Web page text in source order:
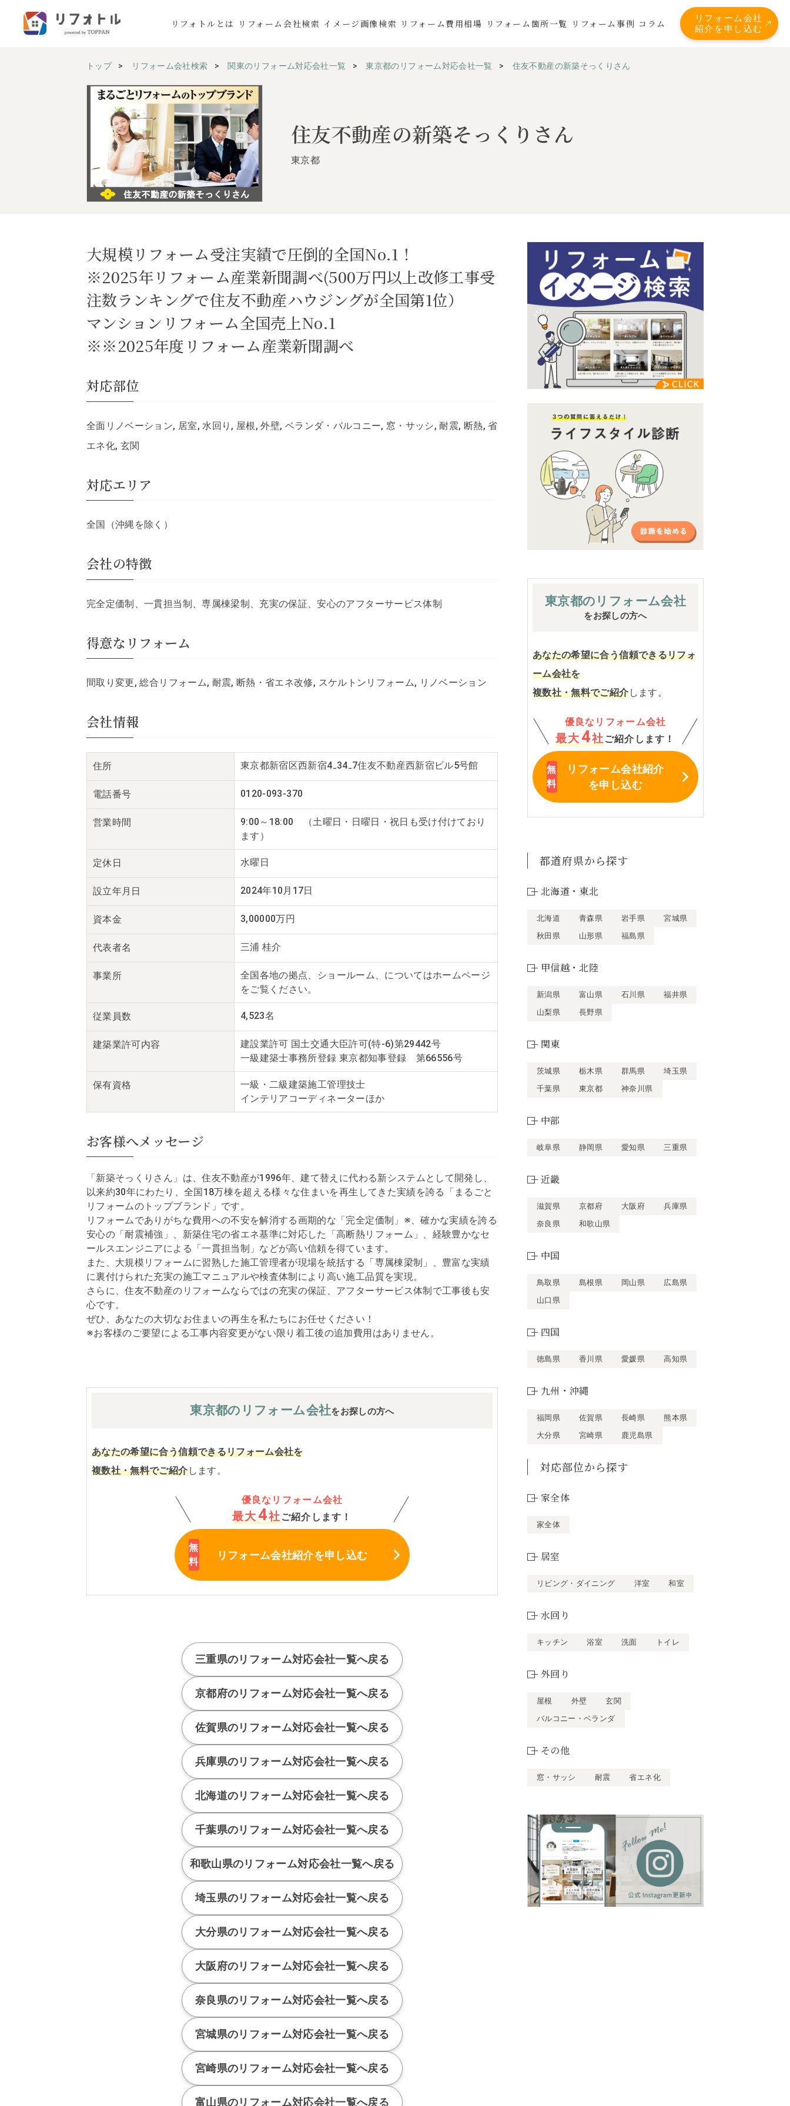
リフォトルとは リフォーム会社検索 イメージ画像検索 リフォーム費用相場 リフォーム箇所一覧 リフォーム事例 コラム
リフォーム会社
紹介を申し込む
トップ リフォーム会社検索 関東のリフォーム対応会社一覧 東京都のリフォーム対応会社一覧 住友不動産の新築そっくりさん
住友不動産の新築そっくりさん
東京都
大規模リフォーム受注実績で圧倒的全国No.1！
※2025年リフォーム産業新聞調べ(500万円以上改修工事受
注数ランキングで住友不動産ハウジングが全国第1位）
マンションリフォーム全国売上No.1
※※2025年度リフォーム産業新聞調べ
対応部位
全面リノベーション, 居室, 水回り, 屋根, 外壁, ベランダ・バルコニー, 窓・サッシ, 耐震, 断熱, 省
エネ化, 玄関
対応エリア
全国（沖縄を除く）
会社の特徴
完全定価制、一貫担当制、専属棟梁制、充実の保証、安心のアフターサービス体制
得意なリフォーム
間取り変更, 総合リフォーム, 耐震, 断熱・省エネ改修, スケルトンリフォーム, リノベーション
会社情報
住所 東京都新宿区西新宿4₋34₋7住友不動産西新宿ビル5号館
電話番号 0120-093-370
営業時間
9:00～18:00 （土曜日・日曜日・祝日も受け付けており
ます）
定休日 水曜日
設立年月日 2024年10月17日
資本金 3,00000万円
代表者名 三浦 桂介
事業所
全国各地の拠点、ショールーム、についてはホームページ
をご覧ください。
従業員数 4,523名
建築業許可内容
建設業許可 国土交通大臣許可(特-6)第29442号
一級建築士事務所登録 東京都知事登録 第66556号
保有資格
一級・二級建築施工管理技士
インテリアコーディネーターほか
お客様へメッセージ
「新築そっくりさん」は、住友不動産が1996年、建て替えに代わる新システムとして開発し、
以来約30年にわたり、全国18万棟を超える様々な住まいを再生してきた実績を誇る「まるごと
リフォームのトップブランド」です。
リフォームでありがちな費用への不安を解消する画期的な「完全定価制」※、確かな実績を誇る
安心の「耐震補強」、新築住宅の省エネ基準に対応した「高断熱リフォーム」、経験豊かなセ
ールスエンジニアによる「一貫担当制」などが高い信頼を得ています。
また、大規模リフォームに習熟した施工管理者が現場を統括する「専属棟梁制」、豊富な実績
に裏付けられた充実の施工マニュアルや検査体制により高い施工品質を実現。
さらに、住友不動産のリフォームならではの充実の保証、アフターサービス体制で工事後も安
心です。
ぜひ、あなたの大切なお住まいの再生を私たちにお任せください！
※お客様のご要望による工事内容変更がない限り着工後の追加費用はありません。
東京都の リフォーム会社をお探しの方へ
あなたの希望に合う信頼できるリフォーム会社を
複数社・無料でご紹介します。
優良なリフォーム会社
最大 4社 ご紹介します！
リフォーム会社紹介を申し込む
三重県のリフォーム対応会社一覧へ戻る
京都府のリフォーム対応会社一覧へ戻る
佐賀県のリフォーム対応会社一覧へ戻る
兵庫県のリフォーム対応会社一覧へ戻る
北海道のリフォーム対応会社一覧へ戻る
千葉県のリフォーム対応会社一覧へ戻る
和歌山県のリフォーム対応会社一覧へ戻る
埼玉県のリフォーム対応会社一覧へ戻る
大分県のリフォーム対応会社一覧へ戻る
大阪府のリフォーム対応会社一覧へ戻る
奈良県のリフォーム対応会社一覧へ戻る
宮城県のリフォーム対応会社一覧へ戻る
宮崎県のリフォーム対応会社一覧へ戻る
富山県のリフォーム対応会社一覧へ戻る
東京都の リフォーム会社
をお探しの方へ
あなたの希望に合う信頼できるリフォ
ーム会社を
複数社・無料でご紹介します。
優良なリフォーム会社
最大 4社 ご紹介します！
リフォーム会社紹介
を申し込む
都道府県から探す
北海道・東北
北海道 青森県 岩手県
宮城県
秋田県
山形県 福島県
甲信越・北陸
新潟県 富山県 石川県
福井県
山梨県
長野県
関東
茨城県 栃木県 群馬県
埼玉県
千葉県
東京都 神奈川県
中部
岐阜県 静岡県 愛知県 三重県
近畿
滋賀県 京都府 大阪府
兵庫県
奈良県
和歌山県
中国
鳥取県 島根県 岡山県
広島県
山口県
四国
徳島県 香川県 愛媛県 高知県
九州・沖縄
福岡県 佐賀県 長崎県
熊本県
大分県
宮崎県 鹿児島県
対応部位から探す
家全体
家全体
居室
リビング・ダイニング 洋室 和室
水回り
キッチン 浴室 洗面 トイレ
外回り
屋根 外壁
玄関
バルコニー・ベランダ
その他
窓・サッシ 耐震 省エネ化